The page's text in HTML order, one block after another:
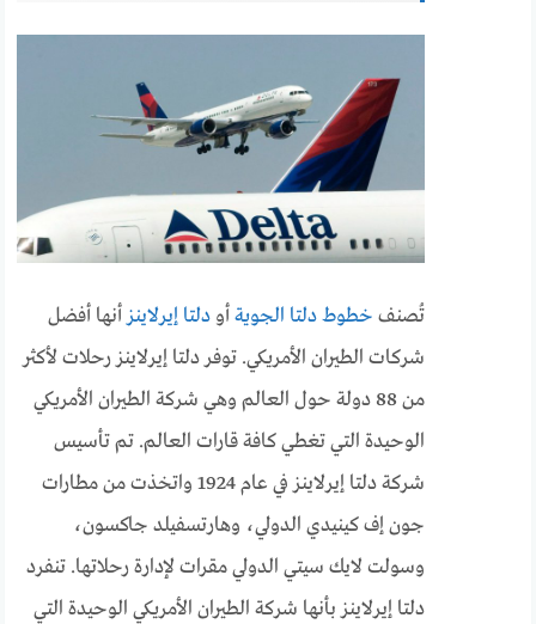
تُصنف خطوط دلتا الجوية أودلتا إيرلاينز أنها أفضل
شركات الطيران الأمريكي. توفر دلتا إيرلاينز رحلات لأكثر
من 88 دولة حول العالم وهي شركة الطيران الأمريكي
الوحيدة التي تغطي كافة قارات العالم. تم تأسيس
شركة دلتا إيرلاينز في عام 1924 واتخذت من مطارات
جون إف كينيدي الدولي، وهارتسفيلد جاكسون،
وسولت لايك سيتي الدولي مقرات لإدارة رحلاتها. تنفرد
دلتا إيرلاينز بأنها شركة الطيران الأمريكي الوحيدة التي